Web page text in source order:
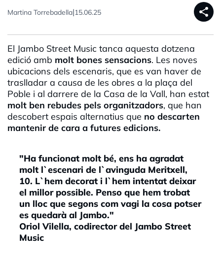
Martina Torrebadella|15.06.25 share
El Jambo Street Music tanca aquesta dotzena
edició amb molt bones sensacions. Les noves
ubicacions dels escenaris, que es van haver de
traslladar a causa de les obres a la plaça del
Poble i al darrere de la Casa de la Vall, han estat
molt ben rebudes pels organitzadors, que han
descobert espais alternatius que no descarten
mantenir de cara a futures edicions.
"Ha funcionat molt bé, ens ha agradat
molt l`escenari de l`avinguda Meritxell,
10. L`hem decorat i l`hem intentat deixar
el millor possible. Penso que hem trobat
un lloc que segons com vagi la cosa potser
es quedarà al Jambo."
Oriol Vilella, codirector del Jambo Street
Music